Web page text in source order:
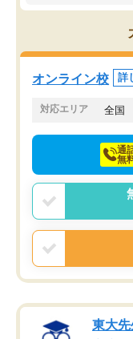
思っていました。
を的確に指導いた
くりするほど楽し
塾を受けています
つ成績も上がり、
てきたので、さら
でお願いしました
オンライン校 詳
対応エリア 全国
通
無
東大